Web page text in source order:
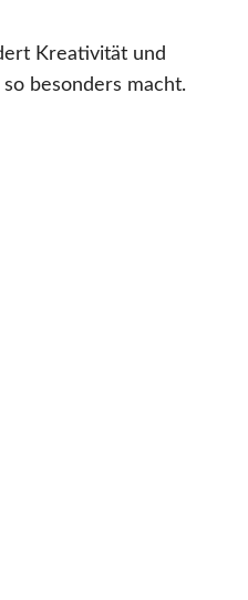
Kreativität und
besonders macht.